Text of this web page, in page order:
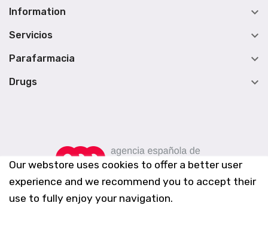
Our webstore uses cookies to offer a better user
experience and we recommend you to accept their
use to fully enjoy your navigation.
Information 
Servicios 
Parafarmacia 
Drugs 